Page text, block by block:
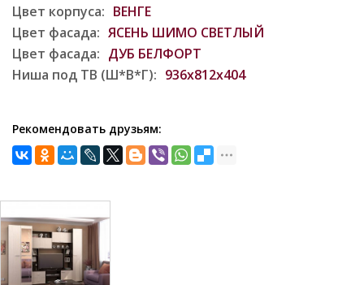
Цвет корпуса: ВЕНГЕ
Цвет фасада: ЯСЕНЬ ШИМО СВЕТЛЫЙ
Цвет фасада: ДУБ БЕЛФОРТ
Ниша под ТВ (Ш*В*Г): 936х812х404
Рекомендовать друзьям: